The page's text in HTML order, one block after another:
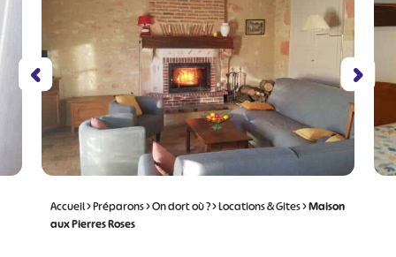
Accueil>Préparons>On dort où ?>Locations & Gites>Maison
aux Pierres Roses